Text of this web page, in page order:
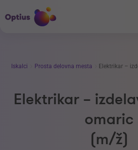
Iskalci Prosta delovna mesta Elektrikar –
Elektrikar –
omaric
(m/ž)